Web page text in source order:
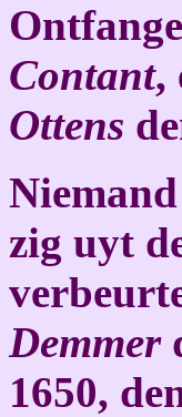
Contant,
Ottens
zig uyt
Demmer
1650,